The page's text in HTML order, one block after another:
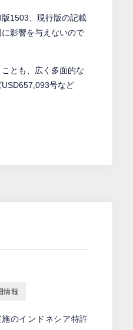
1503、現行版の記載
影響を与えないので
とも、広く多面的な
号など
情報
施のインドネシア特許